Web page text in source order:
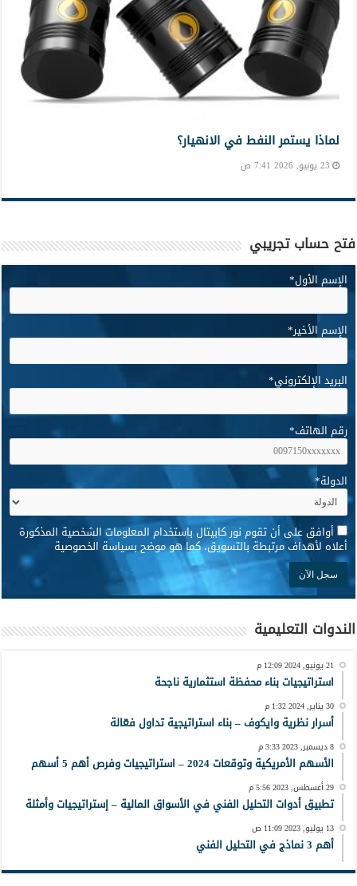
لماذا يستمر النفط في الانهيار؟
23 يونيو, 2026 7:41 ص
فتح حساب تجريبي
الإسم الأول*
الإسم الأخير*
البريد الإلكتروني*
رقم الهاتف*
الدولة*
* أوافق على أن تقوم نور كابيتال باستخدام المعلومات الشخصية المذكورة
أعلاه لأهداف مرتبطة بالتسويق، كما هو موضح بسياسة الخصوصية
الندوات التعليمية
21 يونيو, 2024 12:09 م
استراتيجيات بناء محفظة استثمارية ناجحة
30 يناير, 2024 1:32 م
أسرار نظرية وايكوف – بناء استراتيجية تداول فعّالة
8 ديسمبر, 2023 3:33 م
الأسهم الأمريكية وتوقعات 2024 – استراتيجيات وفرص أهم 5 أسهم
29 أغسطس, 2023 5:56 م
تطبيق أدوات التحليل الفني في الأسواق المالية – إستراتيجيات وأمثلة
13 يوليو, 2023 11:09 ص
أهم 3 نماذج في التحليل الفني